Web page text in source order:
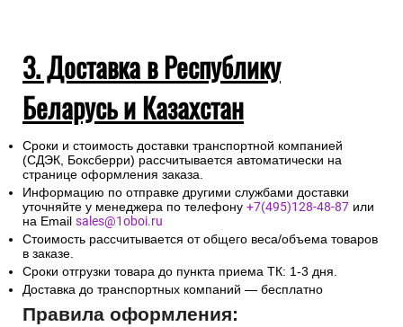
3. Доставка в Республику
Беларусь и Казахстан
Сроки и стоимость доставки транспортной компанией
(СДЭК, Боксберри) рассчитывается автоматически на
странице оформления заказа.
Информацию по отправке другими службами доставки
уточняйте у менеджера по телефону +7(495)128-48-87 или
на Email sales@1oboi.ru
Стоимость рассчитывается от общего веса/объема товаров
в заказе.
Сроки отгрузки товара до пункта приема ТК: 1-3 дня.
Доставка до транспортных компаний — бесплатно
Правила оформления: